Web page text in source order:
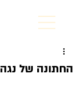
החתונה של